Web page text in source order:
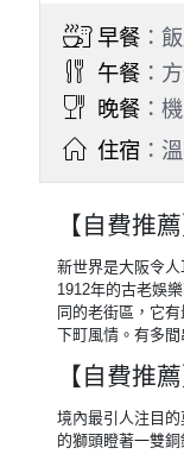
早餐：
午餐：
晚餐：
住宿：
【自費推
新世界是大阪令
1912年的古老娛
同的老街區，它
下町風情。有多
【自費推
境內最引人注目
的獅頭瞪著一雙